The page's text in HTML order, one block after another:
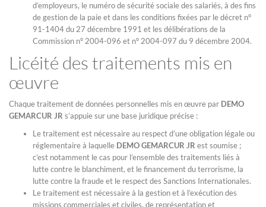
d’employeurs, le numéro de sécurité sociale des salariés, à des fins
de gestion de la paie et dans les conditions fixées par le décret n°
91-1404 du 27 décembre 1991 et les délibérations de la
Commission n° 2004-096 et n° 2004-097 du 9 décembre 2004.
Licéité des traitements mis en
œuvre
Chaque traitement de données personnelles mis en œuvre par DEMO
GEMARCUR JR s’appuie sur une base juridique précise :
Le traitement est nécessaire au respect d’une obligation légale ou
réglementaire à laquelle DEMO GEMARCUR JR est soumise ;
c’est notamment le cas pour l’ensemble des traitements liés à
lutte contre le blanchiment, et le financement du terrorisme, la
lutte contre la fraude et le respect des Sanctions Internationales.
Le traitement est nécessaire à la gestion et à l’exécution des
missions commerciales et civiles, de représentation et